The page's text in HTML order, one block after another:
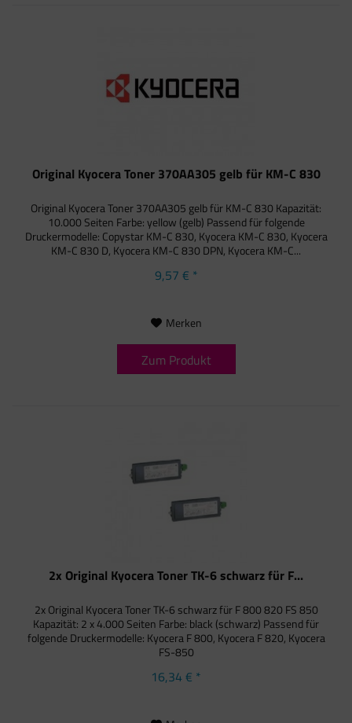
Original Kyocera Toner 370AA305 gelb für KM-C 830
Original Kyocera Toner 370AA305 gelb für KM-C 830 Kapazität:
10.000 Seiten Farbe: yellow (gelb) Passend für folgende
Druckermodelle: Copystar KM-C 830, Kyocera KM-C 830, Kyocera
KM-C 830 D, Kyocera KM-C 830 DPN, Kyocera KM-C...
9,57 € *
Merken
Zum Produkt
2x Original Kyocera Toner TK-6 schwarz für F...
2x Original Kyocera Toner TK-6 schwarz für F 800 820 FS 850
Kapazität: 2 x 4.000 Seiten Farbe: black (schwarz) Passend für
folgende Druckermodelle: Kyocera F 800, Kyocera F 820, Kyocera
FS-850
16,34 € *